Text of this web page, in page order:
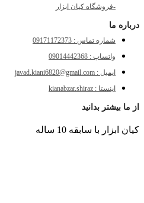
-فروشگاه کیان ابزار
درباره ما
شماره تماس : 09171172373
واتساپ : 09014442368
ایمیل : javad.kiani6820@gmail.com
اینستا : kianabzar.shiraz
از ما بیشتر بدانید
کیان ابزار با سابقه 10 ساله